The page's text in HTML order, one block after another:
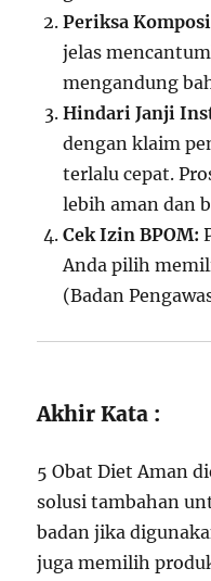
Periksa
jelas
mengandung
Hindari Janji
dengan klaim
terlalu cepat.
lebih aman dan
Cek Izin BPOM:
Anda pilih
(Badan
Akhir Kata :
5 Obat Diet Aman
solusi tambahan
badan jika
juga memilih